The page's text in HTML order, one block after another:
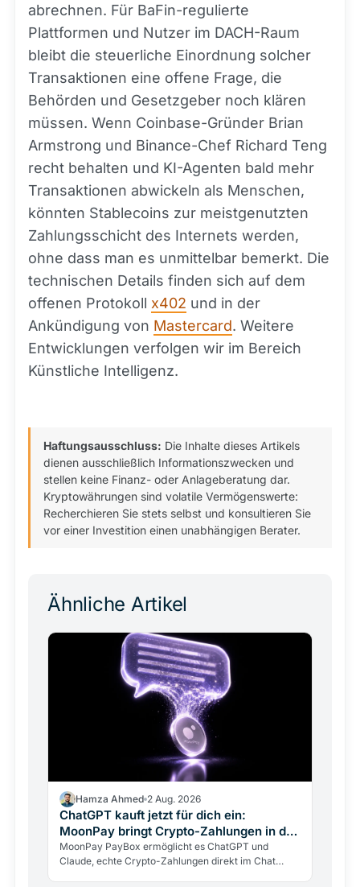
abrechnen. Für BaFin-regulierte
Plattformen und Nutzer im DACH-Raum
bleibt die steuerliche Einordnung solcher
Transaktionen eine offene Frage, die
Behörden und Gesetzgeber noch klären
müssen. Wenn Coinbase-Gründer Brian
Armstrong und Binance-Chef Richard Teng
recht behalten und KI-Agenten bald mehr
Transaktionen abwickeln als Menschen,
könnten Stablecoins zur meistgenutzten
Zahlungsschicht des Internets werden,
ohne dass man es unmittelbar bemerkt. Die
technischen Details finden sich auf dem
offenen Protokoll x402 und in der
Ankündigung von Mastercard. Weitere
Entwicklungen verfolgen wir im Bereich
Künstliche Intelligenz.
Haftungsausschluss: Die Inhalte dieses Artikels
dienen ausschließlich Informationszwecken und
stellen keine Finanz- oder Anlageberatung dar.
Kryptowährungen sind volatile Vermögenswerte:
Recherchieren Sie stets selbst und konsultieren Sie
vor einer Investition einen unabhängigen Berater.
Ähnliche Artikel
Hamza Ahmed 2 Aug. 2026
ChatGPT kauft jetzt für dich ein:
MoonPay bringt Crypto-Zahlungen in den
Chat
MoonPay PayBox ermöglicht es ChatGPT und
Claude, echte Crypto-Zahlungen direkt im Chat